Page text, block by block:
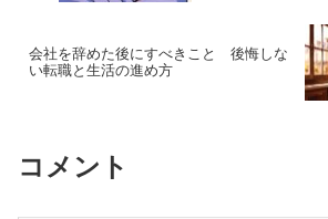
会社を辞めた後にすべきこと 後悔しな
い転職と生活の進め方
コメント